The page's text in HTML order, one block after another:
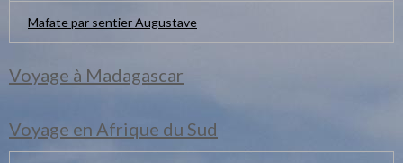
Mafate par sentier Augustave
Voyage à Madagascar
Voyage en Afrique du Sud